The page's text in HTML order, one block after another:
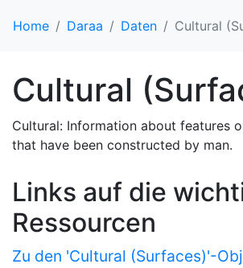
Home Daraa Daten Cultural
Cultural
Cultural: Information about features
that have been constructed by man.
Links auf die
Ressourcen